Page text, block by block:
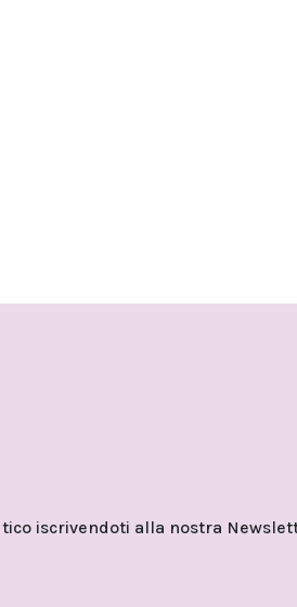
iscrivendoti alla nostra